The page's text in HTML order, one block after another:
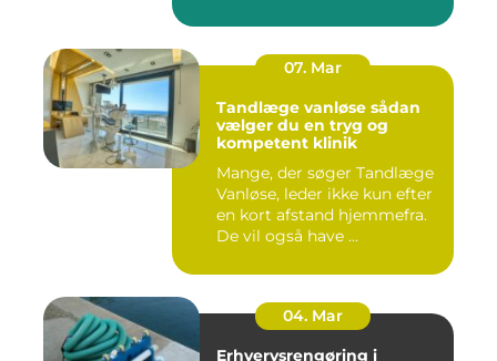
07. Mar
Tandlæge vanløse sådan
vælger du en tryg og
kompetent klinik
Mange, der søger Tandlæge
Vanløse, leder ikke kun efter
en kort afstand hjemmefra.
De vil også have ...
04. Mar
Erhvervsrengøring i